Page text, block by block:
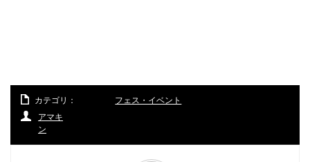
カテゴリ：
フェス・イベント
アマキ
ン